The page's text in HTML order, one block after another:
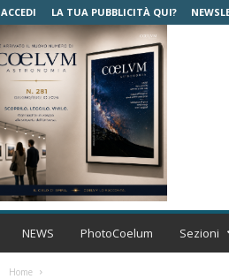
ACCEDI LA TUA PUBBLICITÀ QUI?
C
NEWS PhotoCoelum Sezioni
Home